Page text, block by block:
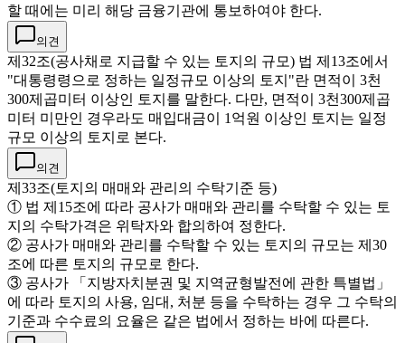
할 때에는 미리 해당 금융기관에 통보하여야 한다.
의견
제32조(공사채로 지급할 수 있는 토지의 규모) 법 제13조에서
"대통령령으로 정하는 일정규모 이상의 토지"란 면적이 3천
300제곱미터 이상인 토지를 말한다. 다만, 면적이 3천300제곱
미터 미만인 경우라도 매입대금이 1억원 이상인 토지는 일정
규모 이상의 토지로 본다.
의견
제33조(토지의 매매와 관리의 수탁기준 등)
① 법 제15조에 따라 공사가 매매와 관리를 수탁할 수 있는 토
지의 수탁가격은 위탁자와 합의하여 정한다.
② 공사가 매매와 관리를 수탁할 수 있는 토지의 규모는 제30
조에 따른 토지의 규모로 한다.
③ 공사가 「지방자치분권 및 지역균형발전에 관한 특별법」
에 따라 토지의 사용, 임대, 처분 등을 수탁하는 경우 그 수탁의
기준과 수수료의 요율은 같은 법에서 정하는 바에 따른다.